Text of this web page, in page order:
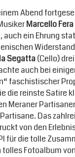
Abend
Marcello Fera
ein Ehrung
Segatta(Cello)
auch bei
faschistischer
die reinste Satire
Meraner
Das
von den
für die tolle
Fotoalbum von